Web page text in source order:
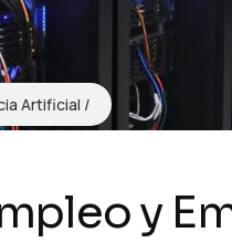
Artificial
y